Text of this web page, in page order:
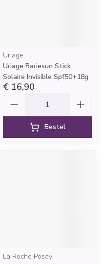
Uriage
Uriage Bariesun Stick
Solaire Invisible Spf50+18g
€ 16,90
Bestel
La Roche Posay